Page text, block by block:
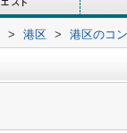
> 港区 > 港区のコ